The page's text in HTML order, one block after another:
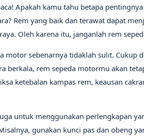
Apakah kamu tahu betapa
Rem yang baik dan terawat dapat
Oleh karena itu, janganlah rem
motor sebenarnya tidaklah sulit. Cukup
berkala, rem sepeda motormu akan
ketebalan kampas rem, keausan
untuk menggunakan perlengkapan
gunakan kunci pas dan obeng